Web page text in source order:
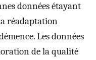
données étayant
réadaptation
Les données
de la qualité